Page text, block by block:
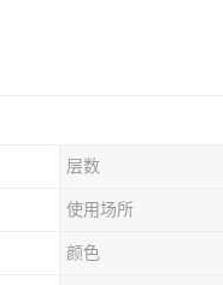
层数
使用场所
颜色